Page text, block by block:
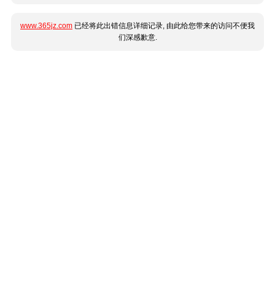
www.365jz.com 已经将此出错信息详细记录, 由此给您带来的访问不便我
们深感歉意.